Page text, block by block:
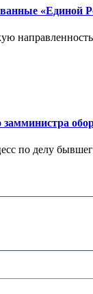
«Единой
замминистра
по делу